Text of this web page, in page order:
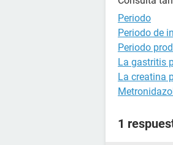
Periodo
Periodo de
Periodo
La gastritis
La creatina
1